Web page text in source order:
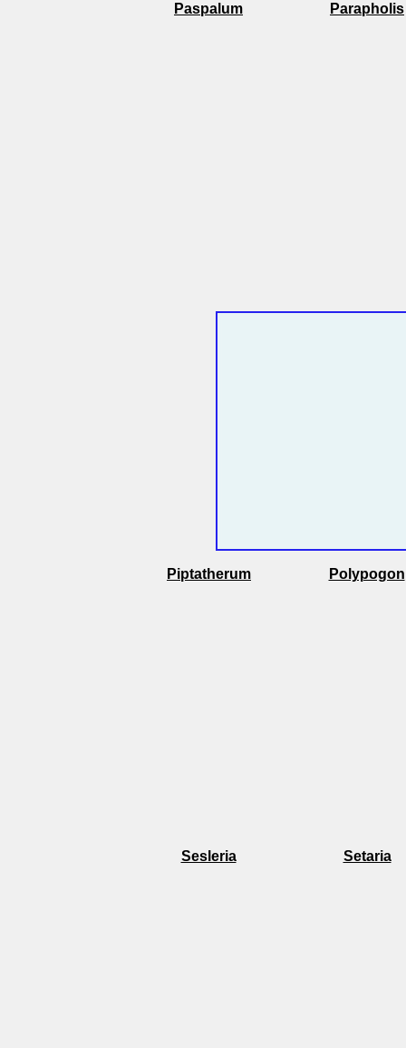
Piptatherum
Parapholis
Polypogon
Paspalum
Sesleria Setaria